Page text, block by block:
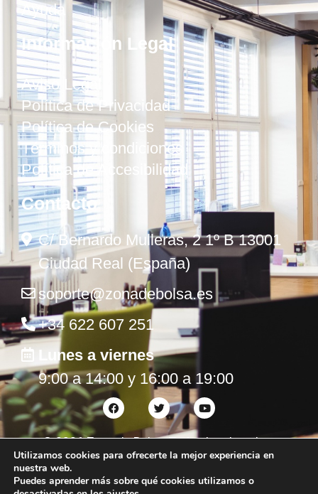
Ayuda
Información Legal
Aviso Legal
Política de Privacidad
Política de Cookies
Términos y condiciones
Política de Accesibilidad
Contacto
C/ Bernardo Mulleras, 2 1º B 13001
Ciudad Real (España)
soporte@zonadebolsa.es
+34 622 607 251
Lunes a viernes
9:00 a 14:00 y 16:00 a 19:00
©2026Zona de Bolsa. Todos los derechos
reservados.
Utilizamos cookies para ofrecerte la mejor experiencia en
nuestra web.
Puedes aprender más sobre qué cookies utilizamos o